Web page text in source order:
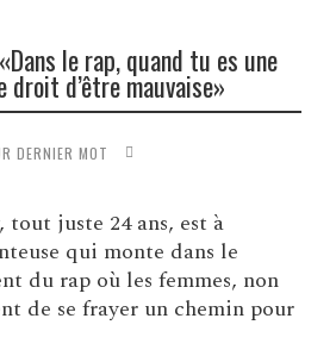
le rap, quand tu es une
droit d’être mauvaise»
DERNIER MOT
juste 24 ans, est à
qui monte dans le
du rap où les femmes, non
de se frayer un chemin pour